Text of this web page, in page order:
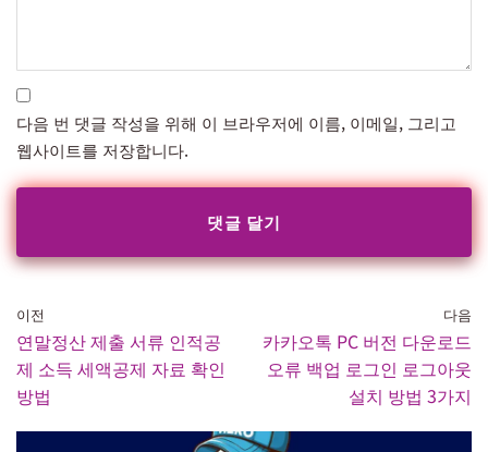
다음 번 댓글 작성을 위해 이 브라우저에 이름, 이메일, 그리고
웹사이트를 저장합니다.
이전
연말정산 제출 서류 인적공
제 소득 세액공제 자료 확인
방법
다음
카카오톡 PC 버전 다운로드
오류 백업 로그인 로그아웃
설치 방법 3가지